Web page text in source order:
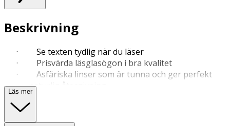
Beskrivning
· Se texten tydlig när du läser
· Prisvärda läsglasögon i bra kvalitet
· Asfäriska linser som är tunna och ger perfekt
naturlig återgivning
· Förvara din glasögon i det medföljande filtetuiet
för att skydda mot repor.
· Skölj glasögonen i ljummet vatten innan du
Läs mer